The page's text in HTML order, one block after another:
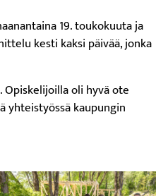
19. toukokuuta ja
kesti kaksi päivää, jonka
oli hyvä ote
yhteistyössä kaupungin